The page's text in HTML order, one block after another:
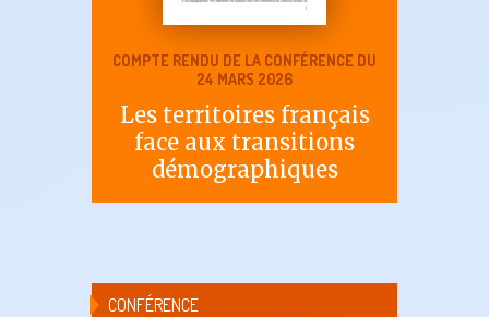
COMPTE RENDU DE LA CONFÉRENCE DU
24 MARS 2026
Les territoires français
face aux transitions
démographiques
CONFÉRENCE